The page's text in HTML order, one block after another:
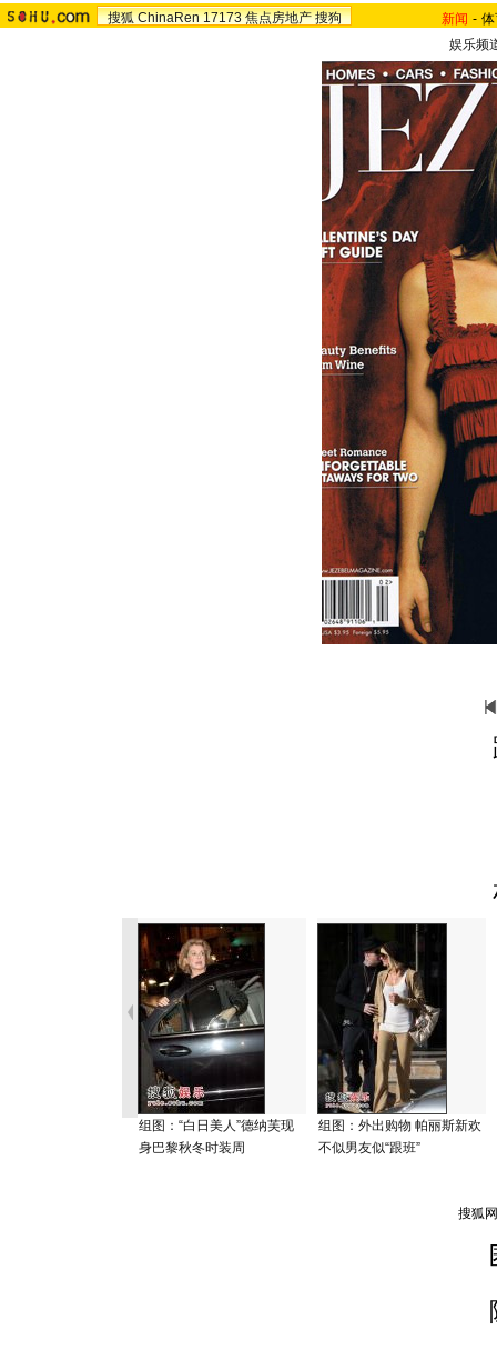
搜狐 ChinaRen 17173 焦点房地产 搜狗 新闻 -
娱乐频
组图：“白日美人”德纳芙现
身巴黎秋冬时装周
组图：外出购物 帕丽斯新欢
不似男友似“跟班”